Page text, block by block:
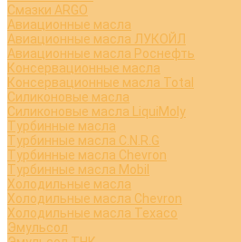
Смазки ARGO
Авиационные масла
Авиационные масла ЛУКОЙЛ
Авиационные масла Роснефть
Консервационные масла
Консервационные масла Total
Силиконовые масла
Силиконовые масла LiquiMoly
Турбинные масла
Турбинные масла C.N.R.G
Турбинные масла Chevron
Турбинные масла Mobil
Холодильные масла
Холодильные масла Chevron
Холодильные масла Texaco
Эмульсол